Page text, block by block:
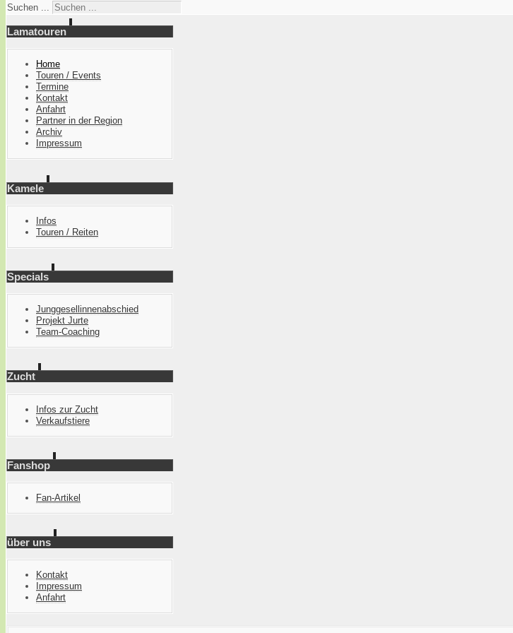
Suchen ...
Lamatouren
Home
Touren / Events
Termine
Kontakt
Anfahrt
Partner in der Region
Archiv
Impressum
Kamele
Infos
Touren / Reiten
Specials
Junggesellinnenabschied
Projekt Jurte
Team-Coaching
Zucht
Infos zur Zucht
Verkaufstiere
Fanshop
Fan-Artikel
über uns
Kontakt
Impressum
Anfahrt